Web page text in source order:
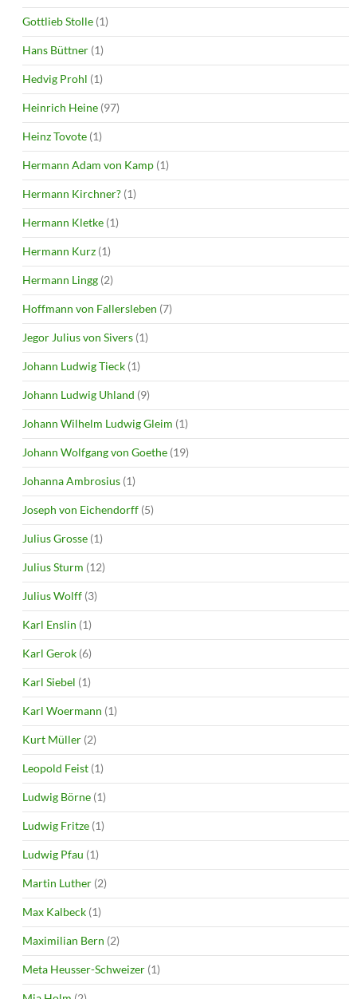
Gottlieb Stolle (1)
Hans Büttner (1)
Hedvig Prohl (1)
Heinrich Heine (97)
Heinz Tovote (1)
Hermann Adam von Kamp (1)
Hermann Kirchner? (1)
Hermann Kletke (1)
Hermann Kurz (1)
Hermann Lingg (2)
Hoffmann von Fallersleben (7)
Jegor Julius von Sivers (1)
Johann Ludwig Tieck (1)
Johann Ludwig Uhland (9)
Johann Wilhelm Ludwig Gleim (1)
Johann Wolfgang von Goethe (19)
Johanna Ambrosius (1)
Joseph von Eichendorff (5)
Julius Grosse (1)
Julius Sturm (12)
Julius Wolff (3)
Karl Enslin (1)
Karl Gerok (6)
Karl Siebel (1)
Karl Woermann (1)
Kurt Müller (2)
Leopold Feist (1)
Ludwig Börne (1)
Ludwig Fritze (1)
Ludwig Pfau (1)
Martin Luther (2)
Max Kalbeck (1)
Maximilian Bern (2)
Meta Heusser-Schweizer (1)